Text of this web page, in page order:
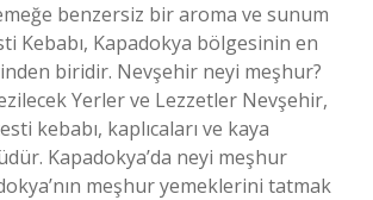
benzersiz bir aroma ve sunum
Kebabı, Kapadokya bölgesinin en
biridir. Nevşehir neyi meşhur?
Yerler ve Lezzetler Nevşehir,
kebabı, kaplıcaları ve kaya
Kapadokya’da neyi meşhur
meşhur yemeklerini tatmak